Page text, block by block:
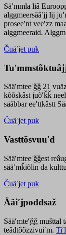
Säʹmmla liâ
alggmeersââʹjj lij
proseeʹnt veeʹzz
alggmeeraid.
Čuäʹjet puk
Sääʹmteeʹǧǧ 21
kõõskâst juõʹǩǩ
sååbbar eeʹttkâstt
Čuäʹjet puk
Vasttõsvuuʹd
Sääʹmteeʹǧǧest
sääʹmǩiõlin da
Čuäʹjet puk
Ääiʹjpoddsaž
Sääʹmteʹǧǧ mušttal
teâđtõõzzivuiʹm.